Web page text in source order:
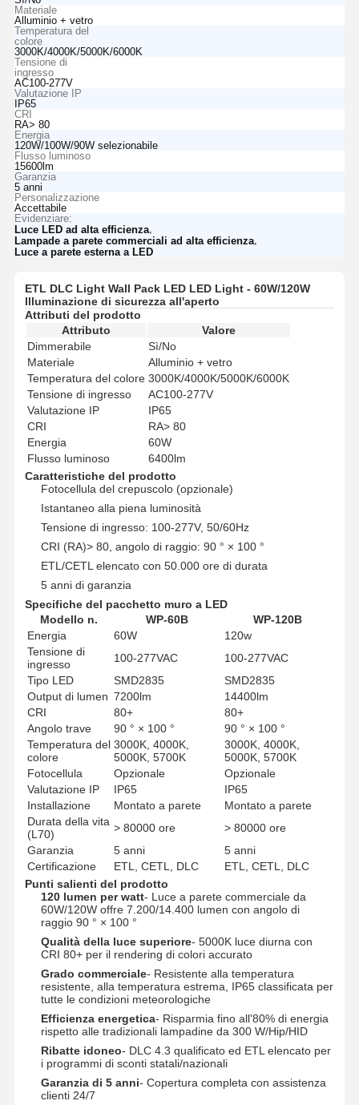
Casa
Fabbrica
Controllo Di
Qualità
Contattaci Notizie Tutti I Casi
Materiale
Alluminio + vetro
Temperatura del
colore
3000K/4000K/5000K/6000K
Tensione di
ingresso
AC100-277V
Valutazione IP
IP65
CRI
RA> 80
Energia
120W/100W/90W selezionabile
Flusso luminoso
15600lm
Garanzia
5 anni
Personalizzazione
Accettabile
Evidenziare:
Luce LED ad alta efficienza,
Lampade a parete commerciali ad alta efficienza,
Luce a parete esterna a LED
ETL DLC Light Wall Pack LED LED Light - 60W/120W
Illuminazione di sicurezza all'aperto
Attributi del prodotto
Attributo
Valore
Dimmerabile
Sì/No
Materiale
Alluminio + vetro
Temperatura del colore 3000K/4000K/5000K/6000K
Tensione di ingresso
AC100-277V
Valutazione IP
IP65
CRI
RA> 80
Energia
60W
Flusso luminoso
6400lm
Caratteristiche del prodotto
Fotocellula del crepuscolo (opzionale)
Istantaneo alla piena luminosità
Tensione di ingresso: 100-277V, 50/60Hz
CRI (RA)> 80, angolo di raggio: 90 ° × 100 °
ETL/CETL elencato con 50.000 ore di durata
5 anni di garanzia
Specifiche del pacchetto muro a LED
Modello n.
WP-60B
WP-120B
Energia
60W
120w
Tensione di
ingresso
100-277VAC
100-277VAC
Tipo LED
SMD2835
SMD2835
Output di lumen 7200lm
14400lm
CRI
80+
80+
Angolo trave
90 ° × 100 °
90 ° × 100 °
Temperatura del
colore
3000K, 4000K,
5000K, 5700K
3000K, 4000K,
5000K, 5700K
Fotocellula
Opzionale
Opzionale
Valutazione IP
IP65
IP65
Installazione
Montato a parete
Montato a parete
Durata della vita
(L70)
> 80000 ore
> 80000 ore
Garanzia
5 anni
5 anni
Certificazione
ETL, CETL, DLC
ETL, CETL, DLC
Punti salienti del prodotto
120 lumen per watt- Luce a parete commerciale da
60W/120W offre 7.200/14.400 lumen con angolo di
raggio 90 ° × 100 °
Qualità della luce superiore- 5000K luce diurna con
CRI 80+ per il rendering di colori accurato
Grado commerciale- Resistente alla temperatura
resistente, alla temperatura estrema, IP65 classificata per
tutte le condizioni meteorologiche
Efficienza energetica- Risparmia fino all'80% di energia
rispetto alle tradizionali lampadine da 300 W/Hip/HID
Ribatte idoneo- DLC 4.3 qualificato ed ETL elencato per
i programmi di sconti statali/nazionali
Garanzia di 5 anni- Copertura completa con assistenza
clienti 24/7